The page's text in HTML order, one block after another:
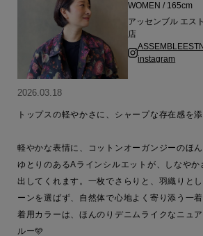
WOMEN / 165cm
アッセンブル エス
店
instagram
2026.03.18
トップスの軽やかさに、シャープな存在感を
軽やかな表情に、コットンオーガンジーのほん
ゆとりのあるAラインシルエットが、しなや
出してくれます。一枚でさらりと、羽織りと
ーンを選ばず、自然体で心地よく寄り添う一着
着用カラーは、ほんのりデニムライクなニュ
ルー🩵